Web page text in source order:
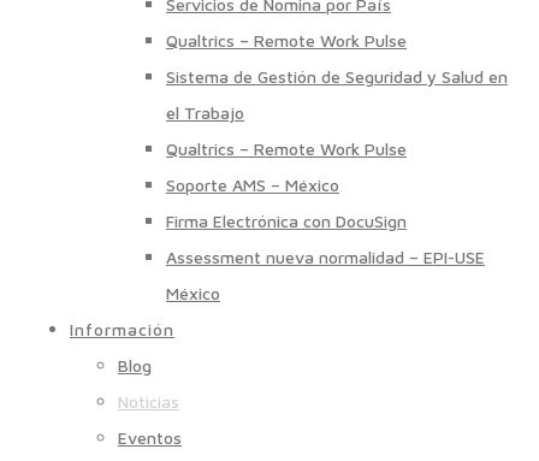
Servicios de Nómina por País
Qualtrics – Remote Work Pulse
Sistema de Gestión de Seguridad y Salud en
el Trabajo
Qualtrics – Remote Work Pulse
Soporte AMS – México
Firma Electrónica con DocuSign
Assessment nueva normalidad – EPI-USE
México
Información
Blog
Noticias
Eventos